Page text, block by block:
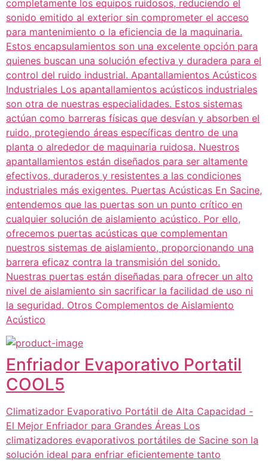
completamente los equipos ruidosos, reduciendo el
sonido emitido al exterior sin comprometer el acceso
para mantenimiento o la eficiencia de la maquinaria.
Estos encapsulamientos son una excelente opción para
quienes buscan una solución efectiva y duradera para el
control del ruido industrial. Apantallamientos Acústicos
Industriales Los apantallamientos acústicos industriales
son otra de nuestras especialidades. Estos sistemas
actúan como barreras físicas que desvían y absorben el
ruido, protegiendo áreas específicas dentro de una
planta o alrededor de maquinaria ruidosa. Nuestros
apantallamientos están diseñados para ser altamente
efectivos, duraderos y resistentes a las condiciones
industriales más exigentes. Puertas Acústicas En Sacine,
entendemos que las puertas son un punto crítico en
cualquier solución de aislamiento acústico. Por ello,
ofrecemos puertas acústicas que complementan
nuestros sistemas de aislamiento, proporcionando una
barrera eficaz contra la transmisión del sonido.
Nuestras puertas están diseñadas para ofrecer un alto
nivel de aislamiento sin sacrificar la facilidad de uso ni
la seguridad. Otros Complementos de Aislamiento
Acústico
Enfriador Evaporativo Portatil
COOL5
Climatizador Evaporativo Portátil de Alta Capacidad -
El Mejor Enfriador para Grandes Áreas Los
climatizadores evaporativos portátiles de Sacine son la
solución ideal para enfriar eficientemente tanto